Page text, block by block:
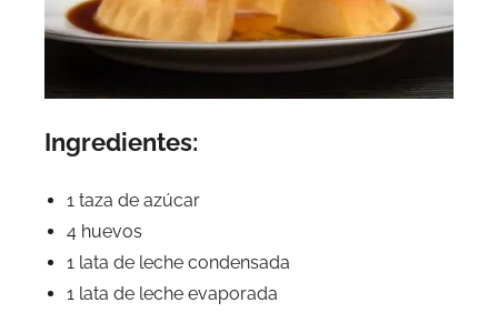
Ingredientes:
1 taza de azúcar
4 huevos
1 lata de leche condensada
1 lata de leche evaporada